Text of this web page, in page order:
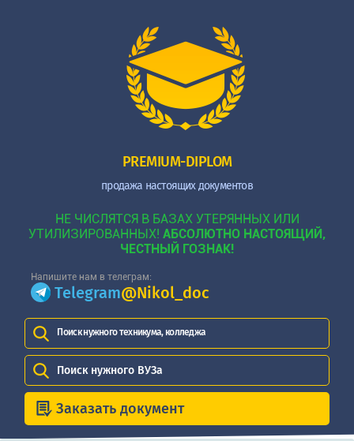
PREMIUM-DIPLOM
продажа настоящих документов
НЕ ЧИСЛЯТСЯ В БАЗАХ УТЕРЯННЫХ ИЛИ
УТИЛИЗИРОВАННЫХ! АБСОЛЮТНО НАСТОЯЩИЙ,
ЧЕСТНЫЙ ГОЗНАК!
Напишите нам в телеграм:
Telegram@Nikol_doc
Поиск нужного техникума, колледжа
Поиск нужного ВУЗа
Заказать документ